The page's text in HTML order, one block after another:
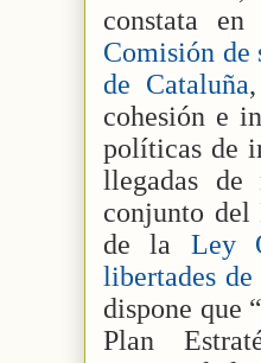
constata
Comisión de
de Cataluña
cohesión e
políticas de
llegadas
conjunto del
de la Ley
libertades
dispone que
Plan